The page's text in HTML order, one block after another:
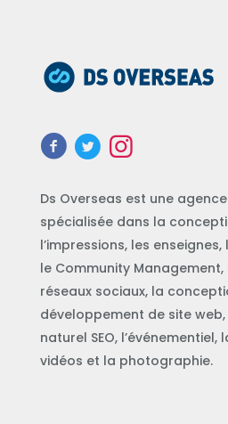
Ds Overseas est une
spécialisée dans la
l’impressions, les
le Community
réseaux sociaux, la
développement de site
naturel SEO,
vidéos et la photographie.